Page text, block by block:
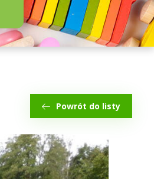
Powrót do listy